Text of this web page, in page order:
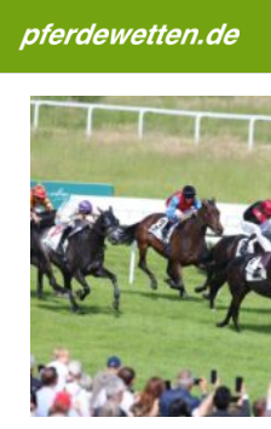
Pferdewetten News